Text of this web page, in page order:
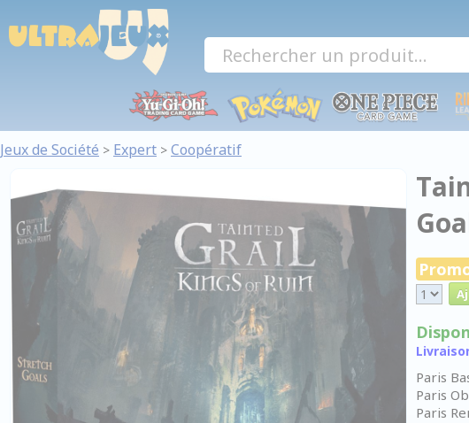
Jeux de Société > Expert > Coopératif
Paris
Paris
Paris
Panneau de gestion des cookies